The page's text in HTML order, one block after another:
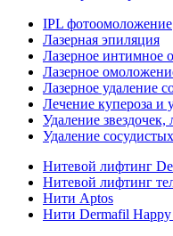
IPL фотоомоложение
Лазерная эпиляция
Лазерное интимное
Лазерное
Лазерное удаление
Лечение купероза и
Удаление звездочек,
Удаление
Нитевой лифтинг
Нитевой лифтинг
Нити Aptos
Нити Dermafil